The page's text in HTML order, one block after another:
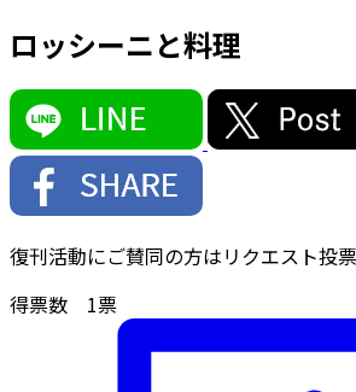
ロッシーニと料理
復刊活動にご賛同の方はリクエスト投票
得票数 1票